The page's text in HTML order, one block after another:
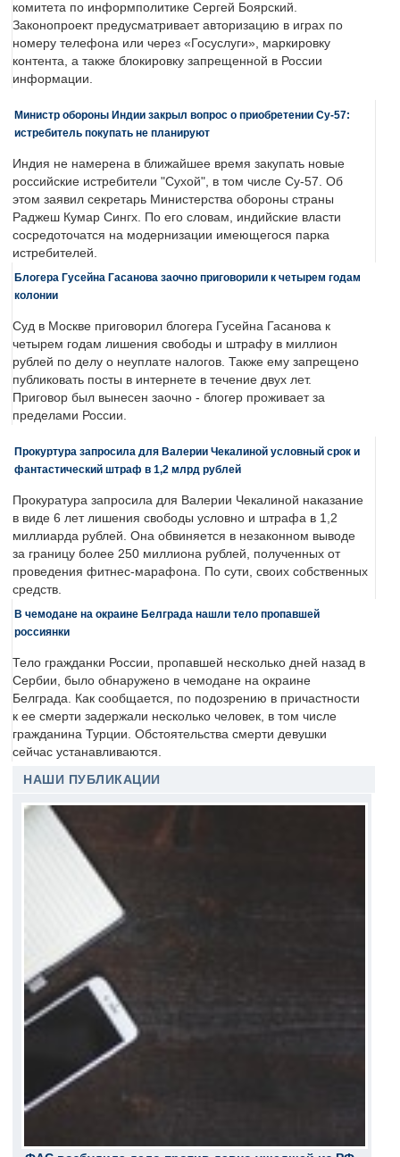
комитета по информполитике Сергей Боярский.
Законопроект предусматривает авторизацию в играх по
номеру телефона или через «Госуслуги», маркировку
контента, а также блокировку запрещенной в России
информации.
Министр обороны Индии закрыл вопрос о приобретении Су-57:
истребитель покупать не планируют
Индия не намерена в ближайшее время закупать новые
российские истребители "Сухой", в том числе Су-57. Об
этом заявил секретарь Министерства обороны страны
Раджеш Кумар Сингх. По его словам, индийские власти
сосредоточатся на модернизации имеющегося парка
истребителей.
Блогера Гусейна Гасанова заочно приговорили к четырем годам
колонии
Суд в Москве приговорил блогера Гусейна Гасанова к
четырем годам лишения свободы и штрафу в миллион
рублей по делу о неуплате налогов. Также ему запрещено
публиковать посты в интернете в течение двух лет.
Приговор был вынесен заочно - блогер проживает за
пределами России.
Прокуртура запросила для Валерии Чекалиной условный срок и
фантастический штраф в 1,2 млрд рублей
Прокуратура запросила для Валерии Чекалиной наказание
в виде 6 лет лишения свободы условно и штрафа в 1,2
миллиарда рублей. Она обвиняется в незаконном выводе
за границу более 250 миллиона рублей, полученных от
проведения фитнес-марафона. По сути, своих собственных
средств.
В чемодане на окраине Белграда нашли тело пропавшей
россиянки
Тело гражданки России, пропавшей несколько дней назад в
Сербии, было обнаружено в чемодане на окраине
Белграда. Как сообщается, по подозрению в причастности
к ее смерти задержали несколько человек, в том числе
гражданина Турции. Обстоятельства смерти девушки
сейчас устанавливаются.
НАШИ ПУБЛИКАЦИИ